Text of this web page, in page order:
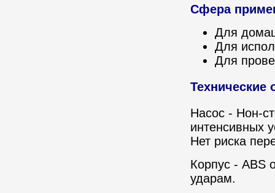
Сфера
Для
Для
Для
Технические
Насос - Нон-
интенсивных
Нет риска
Корпус - ABS
ударам.